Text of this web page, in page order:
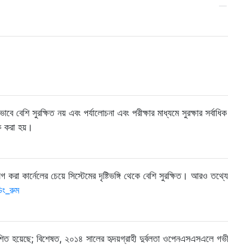
বেশি সুরক্ষিত নয় এবং পর্যালোচনা এবং পরীক্ষার মাধ্যমে সুরক্ষার সর্বাধিক
করা হয়।
কার্নেলের চেয়ে সিস্টেমের দৃষ্টিভঙ্গি থেকে বেশি সুরক্ষিত। আরও
বিশেষত, ২০১৪ সালের হৃদয়গ্রাহী দুর্বলতা ওপেনএসএসএলে